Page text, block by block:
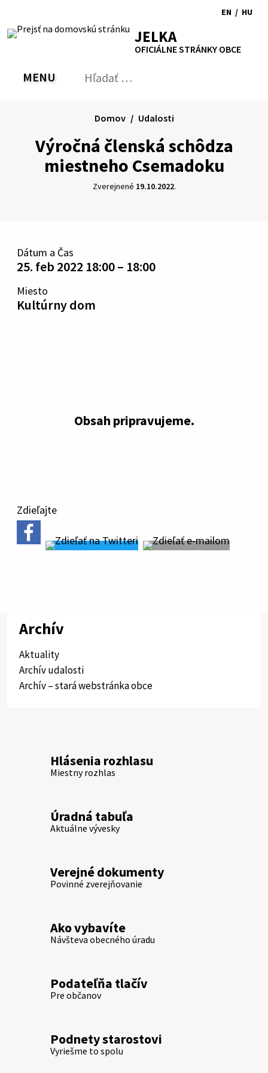
obsah
RSS MapaTlačiť
Zvýšiť
kontrast
písmapísma
EN
to
/ HU
JELKA
OFICIÁLNE STRÁNKY OBCE
PREPNÚŤ
MENU Hľadať:
Výročná členská schôdza
miestneho Csemadoku
Domov Udalosti
Zverejnené 19.10.2022.
Dátum a Čas
25. feb 2022 18:00 – 18:00
Miesto
Kultúrny dom
Obsah pripravujeme.
Zdieľajte
Archív
Aktuality
Archív udalosti
Archív – stará webstránka obce
Hlásenia rozhlasu
Miestny rozhlas
Úradná tabuľa
Aktuálne vývesky
Verejné dokumenty
Povinné zverejňovanie
Ako vybavíte
Návšteva obecného úradu
Podateľňa tlačív
Pre občanov
Podnety starostovi
Vyriešme to spolu